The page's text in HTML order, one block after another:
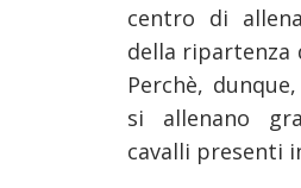
centro di
della ripartenza
Perchè,
si allenano
cavalli presenti